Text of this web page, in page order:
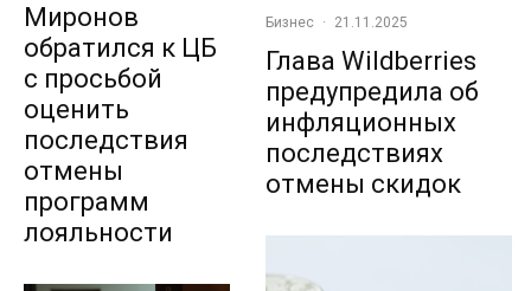
Миронов
обратился к ЦБ
с просьбой
оценить
последствия
отмены
программ
лояльности
Бизнес · 21.11.2025
Глава Wildberries
предупредила об
инфляционных
последствиях
отмены скидок